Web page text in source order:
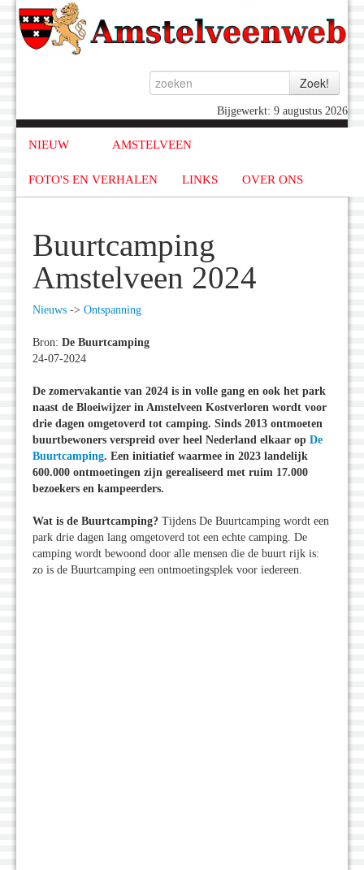
Bijgewerkt: 9 augustus 2026
NIEUW AMSTELVEEN
FOTO'S EN VERHALEN LINKS OVER ONS
Buurtcamping
Amstelveen 2024
Nieuws -> Ontspanning
Bron: De Buurtcamping
24-07-2024
De zomervakantie van 2024 is in volle gang en ook het park
naast de Bloeiwijzer in Amstelveen Kostverloren wordt voor
drie dagen omgetoverd tot camping. Sinds 2013 ontmoeten
buurtbewoners verspreid over heel Nederland elkaar op De
Buurtcamping. Een initiatief waarmee in 2023 landelijk
600.000 ontmoetingen zijn gerealiseerd met ruim 17.000
bezoekers en kampeerders.
Wat is de Buurtcamping? Tijdens De Buurtcamping wordt een
park drie dagen lang omgetoverd tot een echte camping. De
camping wordt bewoond door alle mensen die de buurt rijk is:
zo is de Buurtcamping een ontmoetingsplek voor iedereen.